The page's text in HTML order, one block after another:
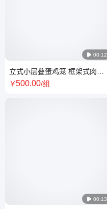
 00:12
立式小层叠蛋鸡笼 框架式肉鸡
笼 畜牧农用养殖鸡笼 大层层叠
￥500.00/组
 00:13